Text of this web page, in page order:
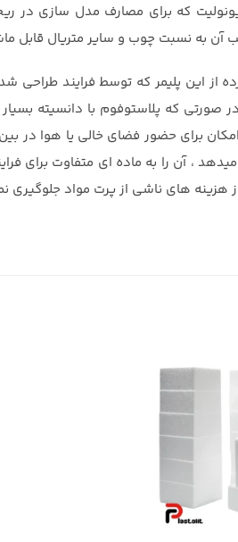
که برای مصارف مدل سازی در
به نسبت چوب و سایر متریال قابل
از این پلیمر که توسط فرایند
صورتی که پلاستوفوم با دانسیته بسیار
برای حضور فضای خالی یا هوا در
، آن را به ماده ای متفاوت برای
هزینه های ناشی از پرت مواد جلوگیری